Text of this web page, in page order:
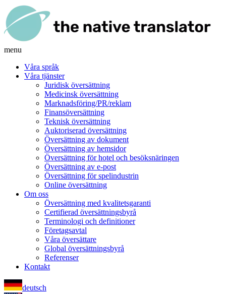
menu
Våra språk
Våra tjänster
Juridisk översättning
Medicinsk översättning
Marknadsföring/PR/reklam
Finansöversättning
Teknisk översättning
Auktoriserad översättning
Översättning av dokument
Översättning av hemsidor
Översättning för hotel och besöksnäringen
Översättning av e-post
Översättning för spelindustrin
Online översättning
Om oss
Översättning med kvalitetsgaranti
Certifierad översättningsbyrå
Terminologi och definitioner
Företagsavtal
Våra översättare
Global översättningsbyrå
Referenser
Kontakt
deutsch